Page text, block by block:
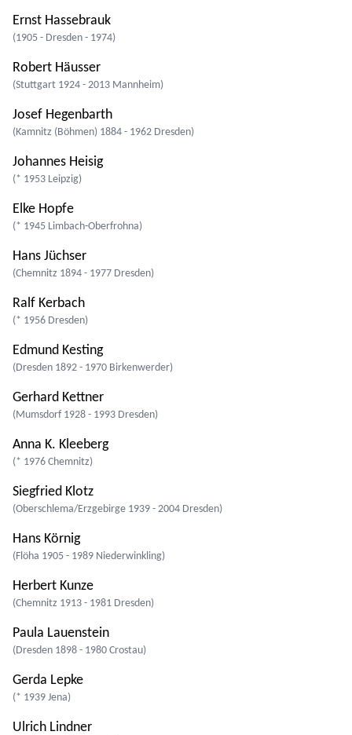
Ernst Hassebrauk
(1905 - Dresden - 1974)
Robert Häusser
(Stuttgart 1924 - 2013 Mannheim)
Josef Hegenbarth
(Kamnitz (Böhmen) 1884 - 1962 Dresden)
Johannes Heisig
(* 1953 Leipzig)
Elke Hopfe
(* 1945 Limbach-Oberfrohna)
Hans Jüchser
(Chemnitz 1894 - 1977 Dresden)
Ralf Kerbach
(* 1956 Dresden)
Edmund Kesting
(Dresden 1892 - 1970 Birkenwerder)
Gerhard Kettner
(Mumsdorf 1928 - 1993 Dresden)
Anna K. Kleeberg
(* 1976 Chemnitz)
Siegfried Klotz
(Oberschlema/Erzgebirge 1939 - 2004 Dresden)
Hans Körnig
(Flöha 1905 - 1989 Niederwinkling)
Herbert Kunze
(Chemnitz 1913 - 1981 Dresden)
Paula Lauenstein
(Dresden 1898 - 1980 Crostau)
Gerda Lepke
(* 1939 Jena)
Ulrich Lindner